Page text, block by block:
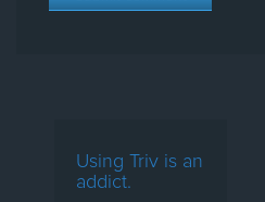
Using Triv is an
addict.